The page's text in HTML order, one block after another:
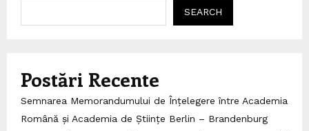
SEARCH
Postări Recente
Semnarea Memorandumului de Înțelegere între Academia
Română și Academia de Științe Berlin – Brandenburg